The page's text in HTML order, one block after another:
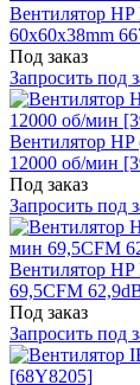
Вентилятор
60x60x38mm
Под заказ
Запросить под
Вентилятор
12000 об/мин
Под заказ
Запросить под
Вентилятор
69,5CFM
Под заказ
Запросить под